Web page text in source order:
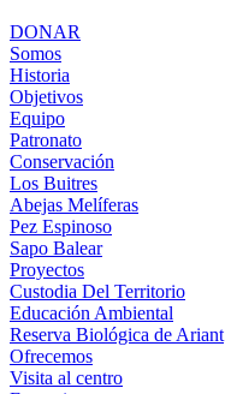
DONAR
Somos
Historia
Objetivos
Equipo
Patronato
Conservación
Los Buitres
Abejas Melíferas
Pez Espinoso
Sapo Balear
Proyectos
Custodia Del Territorio
Educación Ambiental
Reserva Biológica de Ariant
Ofrecemos
Visita al centro